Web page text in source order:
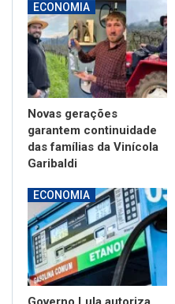
ECONOMIA
Novas gerações
garantem continuidade
das famílias da Vinícola
Garibaldi
ECONOMIA